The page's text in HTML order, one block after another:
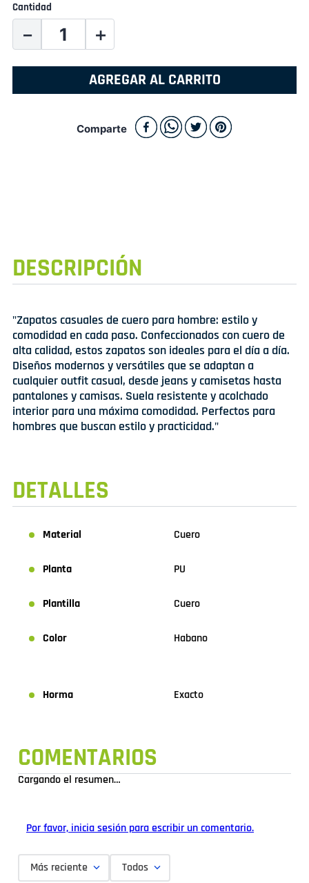
Cantidad
＋
－
AGREGAR AL CARRITO
Comparte
DESCRIPCIÓN
"Zapatos casuales de cuero para hombre: estilo y
comodidad en cada paso. Confeccionados con cuero de
alta calidad, estos zapatos son ideales para el día a día.
Diseños modernos y versátiles que se adaptan a
cualquier outfit casual, desde jeans y camisetas hasta
pantalones y camisas. Suela resistente y acolchado
interior para una máxima comodidad. Perfectos para
hombres que buscan estilo y practicidad."
DETALLES
Material Cuero
Planta PU
Plantilla Cuero
Color Habano
Horma Exacto
COMENTARIOS
Cargando el resumen…
Por favor, inicia sesión para escribir un comentario.
Más reciente Todos